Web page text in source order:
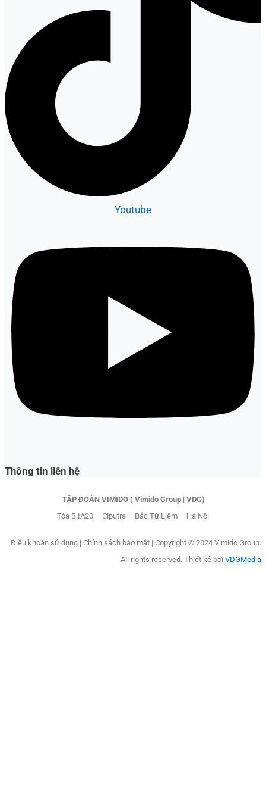
Youtube
Thông tin liên hệ
TẬP ĐOÀN VIMIDO ( Vimido Group | VDG)
Tòa B IA20 – Ciputra – Bắc Từ Liêm – Hà Nội
Điều khoản sử dụng | Chính sách bảo mật | Copyright © 2024 Vimido Group.
All rights reserved. Thiết kế bởi VDGMedia